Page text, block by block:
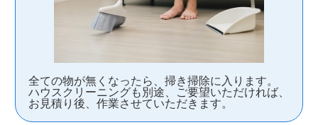
全ての物が無くなったら、掃き掃除に入ります。
ハウスクリーニングも別途、ご要望いただければ、
お見積り後、作業させていただきます。